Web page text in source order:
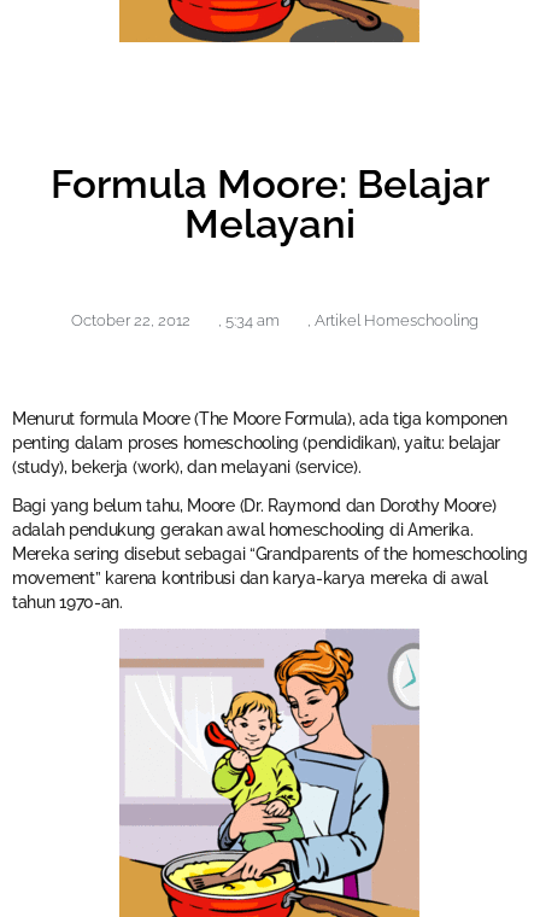
Formula Moore: Belajar
Melayani
October 22, 2012 , 5:34 am , Artikel Homeschooling
Menurut formula Moore (The Moore Formula), ada tiga komponen
penting dalam proses homeschooling (pendidikan), yaitu: belajar
(study), bekerja (work), dan melayani (service).
Bagi yang belum tahu, Moore (Dr. Raymond dan Dorothy Moore)
adalah pendukung gerakan awal homeschooling di Amerika.
Mereka sering disebut sebagai “Grandparents of the homeschooling
movement” karena kontribusi dan karya-karya mereka di awal
tahun 1970-an.